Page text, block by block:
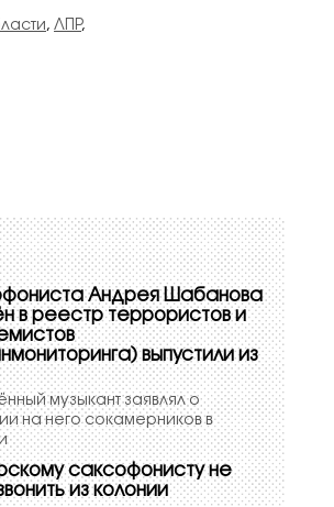
, ЛПР,
Андрея Шабанова
в реестр террористов и
выпустили из
музыкант заявлял о
на него сокамерников в
саксофонисту не
из колонии